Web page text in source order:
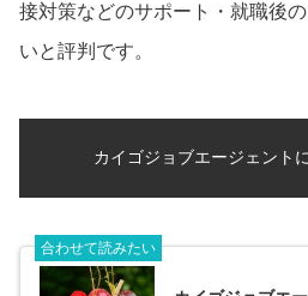
接対策などのサポート・就職後
いと評判です。
カイゴジョブエージェント
合わせて読みたい